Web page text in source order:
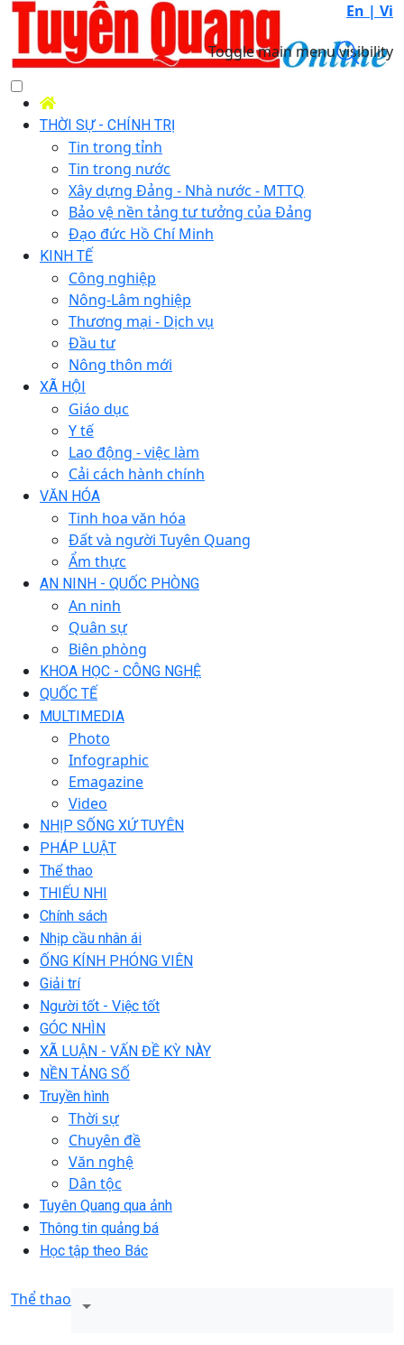
En | Vi
Toggle main menu visibility
THỜI SỰ - CHÍNH TRỊ
Tin trong tỉnh
Tin trong nước
Xây dựng Đảng - Nhà nước - MTTQ
Bảo vệ nền tảng tư tưởng của Đảng
Đạo đức Hồ Chí Minh
KINH TẾ
Công nghiệp
Nông-Lâm nghiệp
Thương mại - Dịch vụ
Đầu tư
Nông thôn mới
XÃ HỘI
Giáo dục
Y tế
Lao động - việc làm
Cải cách hành chính
VĂN HÓA
Tinh hoa văn hóa
Đất và người Tuyên Quang
Ẩm thực
AN NINH - QUỐC PHÒNG
An ninh
Quân sự
Biên phòng
KHOA HỌC - CÔNG NGHỆ
QUỐC TẾ
MULTIMEDIA
Photo
Infographic
Emagazine
Video
NHỊP SỐNG XỨ TUYÊN
PHÁP LUẬT
Thể thao
THIẾU NHI
Chính sách
Nhịp cầu nhân ái
ỐNG KÍNH PHÓNG VIÊN
Giải trí
Người tốt - Việc tốt
GÓC NHÌN
XÃ LUẬN - VẤN ĐỀ KỲ NÀY
NỀN TẢNG SỐ
Truyền hình
Thời sự
Chuyên đề
Văn nghệ
Dân tộc
Tuyên Quang qua ảnh
Thông tin quảng bá
Học tập theo Bác
Thể thao